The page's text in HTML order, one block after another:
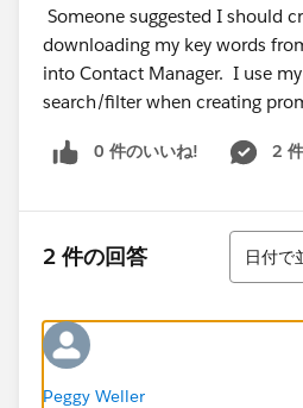
Someone suggested I should
downloading my key words
into Contact Manager. I use
search/filter when creating
0 件のいいね! 2
2 件の回答
並び替え
日付で
Peggy Weller